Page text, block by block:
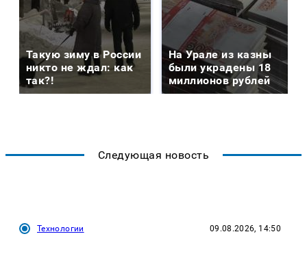
Такую зиму в России
никто не ждал: как
так?!
На Урале из казны
были украдены 18
миллионов рублей
Следующая новость
Технологии 09.08.2026, 14:50